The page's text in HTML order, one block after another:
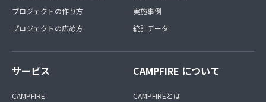
プロジェクトの作り方
プロジェクトの広め方
実施事例
統計データ
サービス
CAMPFIRE
CAMPFIRE について
CAMPFIREとは